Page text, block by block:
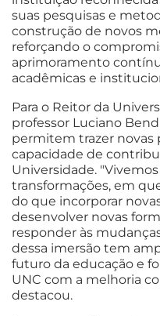
suas pesquisas e
construção de novos
reforçando o
aprimoramento
acadêmicas e
Para o Reitor da
professor Luciano
permitem trazer novas
capacidade de
Universidade.
transformações, em
do que incorporar
desenvolver novas
responder às
dessa imersão tem
futuro da educação e
UNC com a melhoria
destacou.